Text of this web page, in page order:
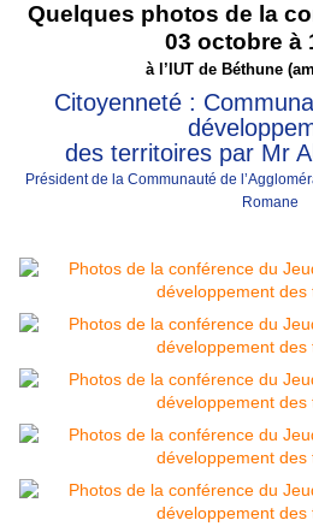
Quelques photos de la
03 octobre à
à l’IUT de Béthune
Citoyenneté :
des territoires par Mr
Président de la Communauté de
Romane